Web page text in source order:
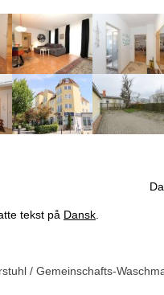
tekst på Dansk
/ Gemeinschafts-